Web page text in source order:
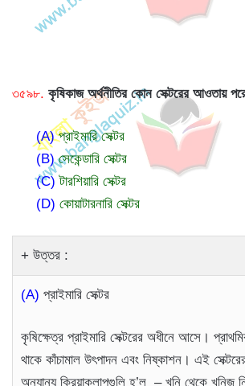
৩৫৯৮. কৃষিকাজ অর্থনীতির কোন সেক্টরের আওতায়
(A)প্রাইমারি সেক্টর
(B)সেকেন্ডারি সেক্টর
(C) টারশিয়ারি সেক্টর
(D) কোয়াটারনারি সেক্টর
উত্তর :
(A) প্রাইমারি সেক্টর
কৃষিক্ষেত্র প্রাইমারি সেক্টরের অধীনে আসে।
থাকে কাঁচামাল উৎপাদন এবং নিষ্কাশন। এই
অন্যান্য ক্রিয়াকলাপগুলি হ’ল – খনি থেকে খনিজ